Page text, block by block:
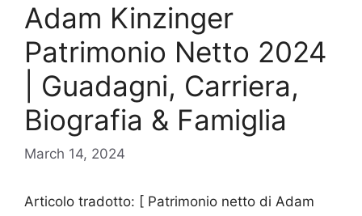
Adam Kinzinger
Patrimonio Netto 2024
| Guadagni, Carriera,
Biografia & Famiglia
March 14, 2024
Articolo tradotto: [ Patrimonio netto di Adam